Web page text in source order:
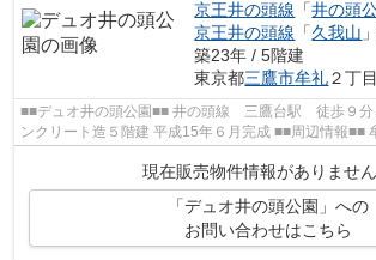
京王井の頭線 「井の頭
京王井の頭線 「久我山
築23年 / 5階建
東京都三鷹市牟礼２丁目
■■デュオ井の頭公園■■ 井の頭線 三鷹台駅 徒歩９分 総戸数２３戸 鉄筋コ
ンクリート造５階建 平成15年６月完成 ■■周辺情報■■ 牟礼の里公園 三鷹牟礼
二郵便局
現在販売物件情報がありません
「デュオ井の頭公園」への
お問い合わせはこちら